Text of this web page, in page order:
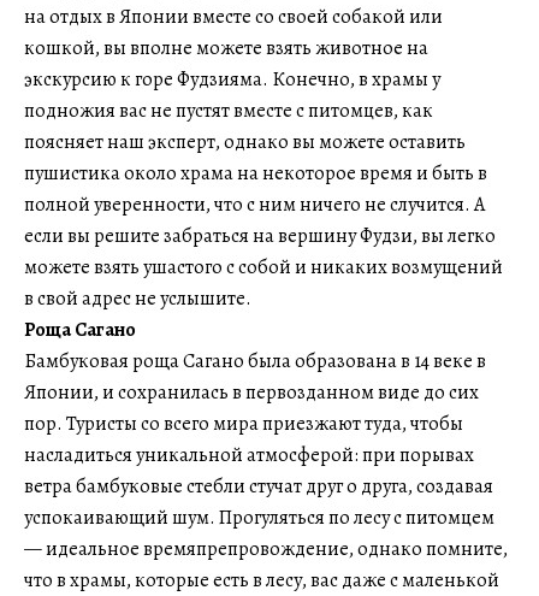
на отдых в Японии вместе со своей собакой или
кошкой, вы вполне можете взять животное на
экскурсию к горе Фудзияма. Конечно, в храмы у
подножия вас не пустят вместе с питомцев, как
поясняет наш эксперт, однако вы можете оставить
пушистика около храма на некоторое время и быть в
полной уверенности, что с ним ничего не случится. А
если вы решите забраться на вершину Фудзи, вы легко
можете взять ушастого с собой и никаких возмущений
в свой адрес не услышите.
Роща Сагано
Бамбуковая роща Сагано была образована в 14 веке в
Японии, и сохранилась в первозданном виде до сих
пор. Туристы со всего мира приезжают туда, чтобы
насладиться уникальной атмосферой: при порывах
ветра бамбуковые стебли стучат друг о друга, создавая
успокаивающий шум. Прогуляться по лесу с питомцем
— идеальное времяпрепровождение, однако помните,
что в храмы, которые есть в лесу, вас даже с маленькой